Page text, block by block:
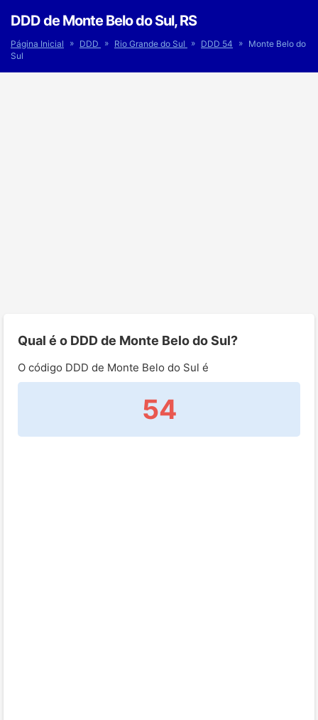
DDD de Monte Belo do Sul, RS
Página Inicial » DDD » Rio Grande do Sul » DDD 54 » Monte Belo do
Sul
Qual é o DDD de Monte Belo do Sul?
O código DDD de Monte Belo do Sul é
54